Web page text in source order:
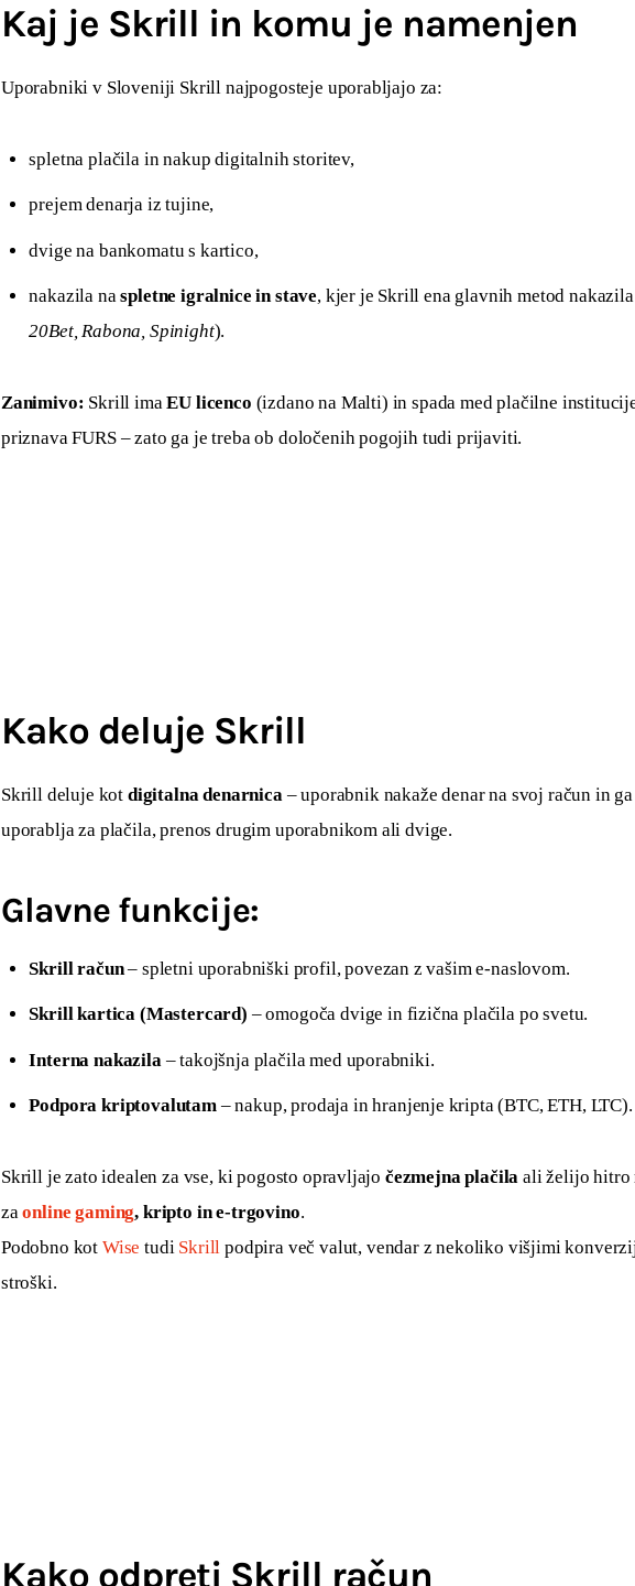
Kaj je Skrill in komu je namenjen
Uporabniki v Sloveniji Skrill najpogosteje uporabljajo za:
spletna plačila in nakup digitalnih storitev,
prejem denarja iz tujine,
dvige na bankomatu s kartico,
nakazila naspletne igralnice in stave, kjer je Skrill ena glavnih metod
20Bet, Rabona, Spinight).
Zanimivo: Skrill ima EU licenco (izdano na Malti) in spada med plačilne
priznava FURS – zato ga je treba ob določenih pogojih tudi prijaviti.
Kako deluje Skrill
Skrill deluje kot digitalna denarnica – uporabnik nakaže denar na svoj račun in
uporablja za plačila, prenos drugim uporabnikom ali dvige.
Glavne funkcije:
Skrill račun– spletni uporabniški profil, povezan z vašim e-naslovom.
Skrill kartica (Mastercard) – omogoča dvige in fizična plačila po svetu.
Interna nakazila– takojšnja plačila med uporabniki.
Podpora kriptovalutam– nakup, prodaja in hranjenje kripta (BTC, ETH, LTC).
Skrill je zato idealen za vse, ki pogosto opravljajo čezmejna plačila ali želijo hitro
za online gaming, kripto in e-trgovino.
Podobno kot Wise tudi Skrill podpira več valut, vendar z nekoliko višjimi
stroški.
Kako odpreti Skrill račun